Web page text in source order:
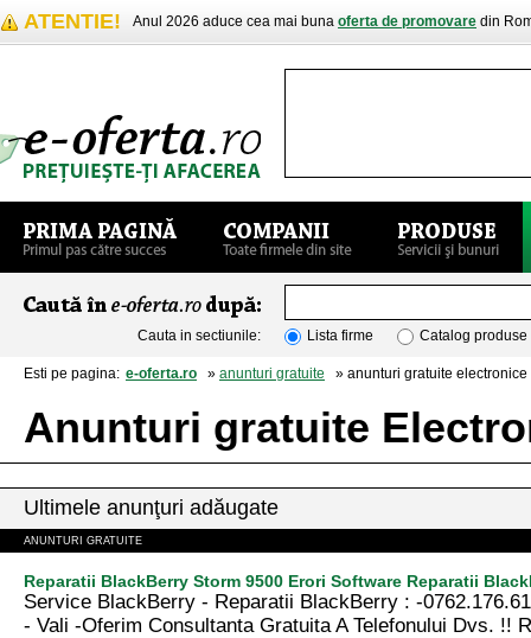
ATENTIE! Anul 2026 aduce cea mai buna oferta de promovare din
Cauta in sectiunile: Lista firme Catalog produse
Esti pe pagina: e-oferta.ro » anunturi gratuite » anunturi gratuite
Anunturi gratuite
Ultimele anunţuri adăugate
ANUNTURI GRATUITE
Reparatii BlackBerry Storm 9500 Erori Software Reparatii
Service BlackBerry - Reparatii BlackBerry : -
- Vali -Oferim Consultanta Gratuita A Telefonului Dvs. !!